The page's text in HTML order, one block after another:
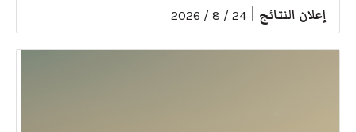
إعلان النتائج 24 / 8 / 2026